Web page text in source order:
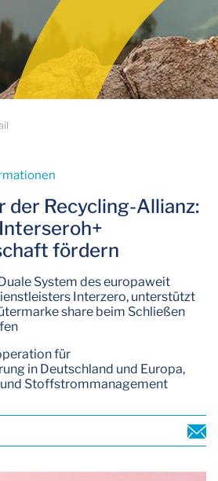
der Recycling-Allianz:
fördern
System des europaweit
Interzero, unterstützt
share beim Schließen
für
in Deutschland und Europa,
Stoffstrommanagement